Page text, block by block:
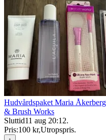
Hudvårdspaket Maria
& Brush Works
Sluttid11 aug 20:12.
Pris:100 kr,Utropspris.